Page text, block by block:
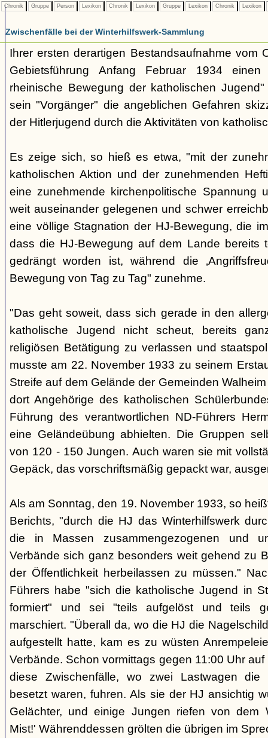
Chronik Gruppe Person Lexikon Chronik Lexikon Gruppe Lexikon Chronik Lexikon
Zwischenfälle bei der Winterhilfswerk-Sammlung
Ihrer ersten derartigen Bestandsaufnahme vom
Gebietsführung Anfang Februar 1934
rheinische Bewegung der katholischen
sein "Vorgänger" die angeblichen Gefahren
der Hitlerjugend durch die Aktivitäten von
Es zeige sich, so hieß es etwa, "mit der
katholischen Aktion und der zunehmenden
eine zunehmende kirchenpolitische Spannung
weit auseinander gelegenen und schwer
eine völlige Stagnation der HJ-Bewegung, die
dass die HJ-Bewegung auf dem Lande bereits
gedrängt worden ist, während die
Bewegung von Tag zu Tag" zunehme.
"Das geht soweit, dass sich gerade in den
katholische Jugend nicht scheut, bereits
religiösen Betätigung zu verlassen und
musste am 22. November 1933 zu seinem
Streife auf dem Gelände der Gemeinden
dort Angehörige des katholischen
Führung des verantwortlichen ND-Führers
eine Geländeübung abhielten. Die Gruppen
von 120 - 150 Jungen. Auch waren sie mit
Gepäck, das vorschriftsmäßig gepackt war,
Als am Sonntag, den 19. November 1933, so
Berichts, "durch die HJ das Winterhilfswerk
die in Massen zusammengezogenen und
Verbände sich ganz besonders weit gehend zu
der Öffentlichkeit herbeilassen zu müssen."
Führers habe "sich die katholische Jugend in
formiert" und sei "teils aufgelöst und teils
marschiert. "Überall da, wo die HJ die
aufgestellt hatte, kam es zu wüsten
Verbände. Schon vormittags gegen 11:00 Uhr
diese Zwischenfälle, wo zwei Lastwagen die
besetzt waren, fuhren. Als sie der HJ ansichtig
Gelächter, und einige Jungen riefen von dem
Mist!' Währenddessen grölten die übrigen im